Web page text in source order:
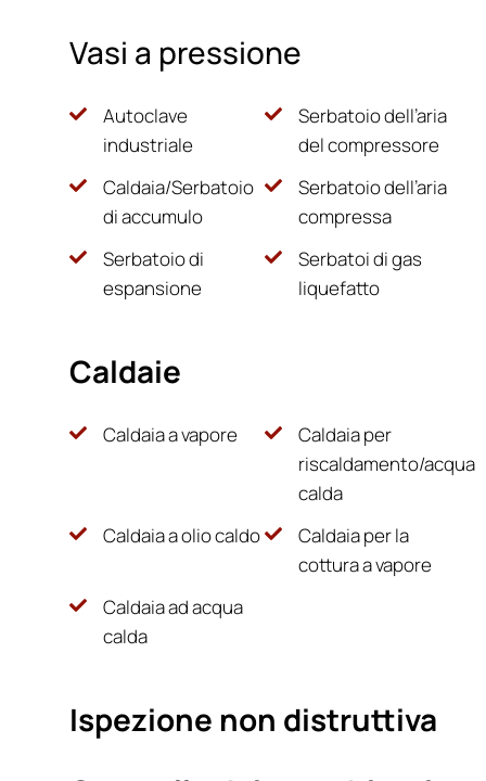
Vasi a pressione
Autoclave
industriale
Serbatoio dell’aria
del compressore
Caldaia/Serbatoio
di accumulo
Serbatoio dell’aria
compressa
Serbatoio di
espansione
Serbatoi di gas
liquefatto
Caldaie
Caldaia a vapore
Caldaia per
riscaldamento/acqua
calda
Caldaia a olio caldo
Caldaia per la
cottura a vapore
Caldaia ad acqua
calda
Ispezione non distruttiva